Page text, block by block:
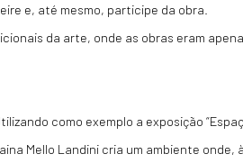
e, até mesmo, participe da obra.
da arte, onde as obras eram
como exemplo a exposição
Mello Landini cria um ambiente onde,